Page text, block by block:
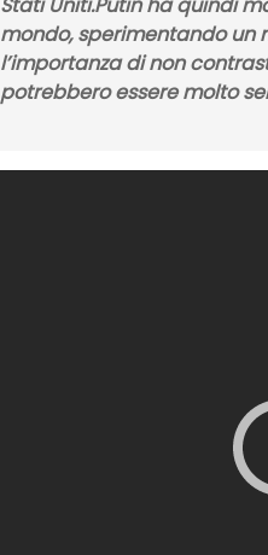
mondo, sperimentando un
l’importanza di non
potrebbero essere molto